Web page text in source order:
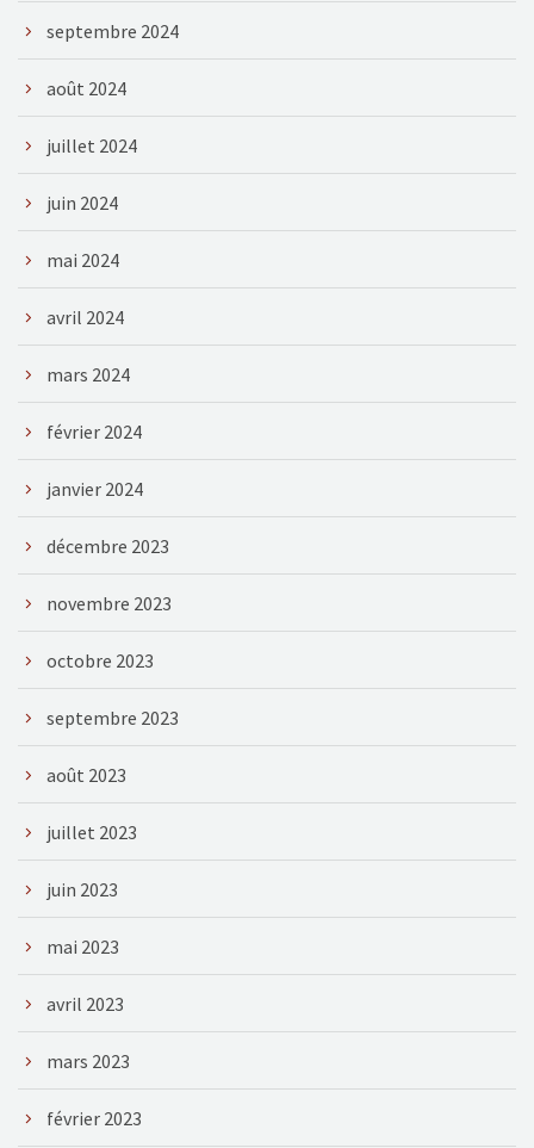
septembre 2024
août 2024
juillet 2024
juin 2024
mai 2024
avril 2024
mars 2024
février 2024
janvier 2024
décembre 2023
novembre 2023
octobre 2023
septembre 2023
août 2023
juillet 2023
juin 2023
mai 2023
avril 2023
mars 2023
février 2023